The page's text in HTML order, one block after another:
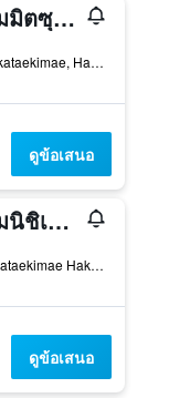
โรงแรมมิตซุยการ์เด้น ฟูกูโอกะ กิอง
2-8-15, Hakataekimae, Hakata-ku, ฟุกุโอกะ, ญี่ปุ่น
ดูข้อเสนอ
โรงแรมนิชิเทตสึ ครูม ฮากาตะ
1-17-6 Hakataekimae Hakata-ku, ฟุกุโอกะ, ญี่ปุ่น
ดูข้อเสนอ